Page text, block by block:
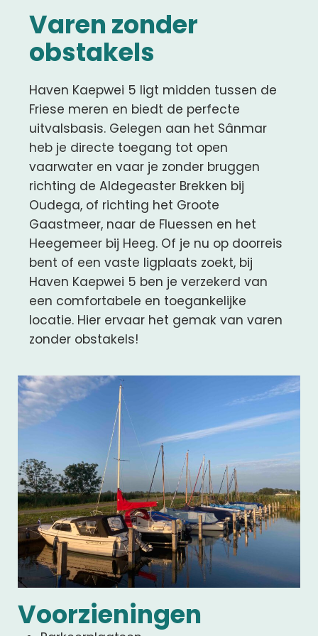
Varen zonder
obstakels
Haven Kaepwei 5 ligt midden tussen de
Friese meren en biedt de perfecte
uitvalsbasis. Gelegen aan het Sânmar
heb je directe toegang tot open
vaarwater en vaar je zonder bruggen
richting de Aldegeaster Brekken bij
Oudega, of richting het Groote
Gaastmeer, naar de Fluessen en het
Heegemeer bij Heeg. Of je nu op doorreis
bent of een vaste ligplaats zoekt, bij
Haven Kaepwei 5 ben je verzekerd van
een comfortabele en toegankelijke
locatie. Hier ervaar het gemak van varen
zonder obstakels!
Voorzieningen